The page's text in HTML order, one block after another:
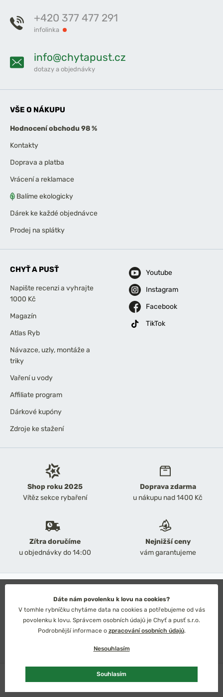
od 189 Kč
Vybrat variantu
Shop roku 2025
Vítěz sekce rybaření
Doprava zdarma
u nákupu nad 1400 Kč
Zítra doručíme
u objednávky do 14:00
Nejnižší ceny
vám garantujeme
+420 377 477 291
infolinka
info@chytapust.cz
dotazy a objednávky
VŠE O NÁKUPU
Hodnocení obchodu 98 %
Kontakty
Doprava a platba
Vrácení a reklamace
Balíme ekologicky
Dárek ke každé objednávce
Prodej na splátky
CHYŤ A PUSŤ
Napište recenzi a vyhrajte
1000 Kč
Magazín
Atlas Ryb
Návazce, uzly, montáže a
triky
Vaření u vody
Affiliate program
Dárkové kupóny
Zdroje ke stažení
Youtube
Instagram
Facebook
TikTok
Obchodní podmínky
Ochrana osobních údajů
Technické řešení: Simplia s.r.o.
Strategický design: Petr Široký
Dáte nám povolenku k lovu na cookies?
V tomhle rybníčku chytáme data na cookies a potřebujeme od vás
povolenku k lovu. Správcem osobních údajů je Chyť a pusť s.r.o.
Podrobnější informace o zpracování osobních údajů.
Nesouhlasím
Souhlasím